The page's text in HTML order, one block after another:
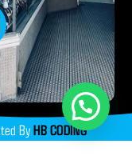
ByHB CODING